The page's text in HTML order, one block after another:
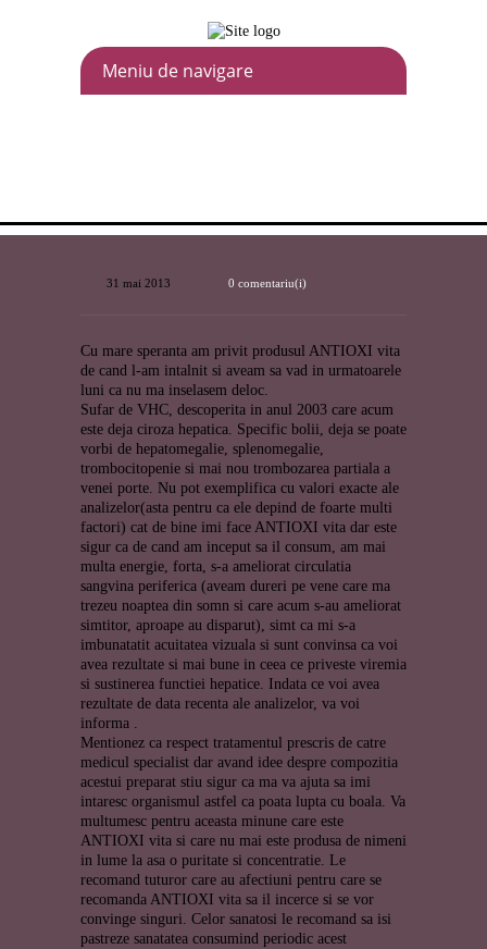
31 mai 2013 0 comentariu(i)
Cu mare speranta am privit produsul ANTIOXI vita
de cand l-am intalnit si aveam sa vad in urmatoarele
luni ca nu ma inselasem deloc.
Sufar de VHC, descoperita in anul 2003 care acum
este deja ciroza hepatica. Specific bolii, deja se poate
vorbi de hepatomegalie, splenomegalie,
trombocitopenie si mai nou trombozarea partiala a
venei porte. Nu pot exemplifica cu valori exacte ale
analizelor(asta pentru ca ele depind de foarte multi
factori) cat de bine imi face ANTIOXI vita dar este
sigur ca de cand am inceput sa il consum, am mai
multa energie, forta, s-a ameliorat circulatia
sangvina periferica (aveam dureri pe vene care ma
trezeu noaptea din somn si care acum s-au ameliorat
simtitor, aproape au disparut), simt ca mi s-a
imbunatatit acuitatea vizuala si sunt convinsa ca voi
avea rezultate si mai bune in ceea ce priveste viremia
si sustinerea functiei hepatice. Indata ce voi avea
rezultate de data recenta ale analizelor, va voi
informa .
Mentionez ca respect tratamentul prescris de catre
medicul specialist dar avand idee despre compozitia
acestui preparat stiu sigur ca ma va ajuta sa imi
intaresc organismul astfel ca poata lupta cu boala. Va
multumesc pentru aceasta minune care este
ANTIOXI vita si care nu mai este produsa de nimeni
in lume la asa o puritate si concentratie. Le
recomand tuturor care au afectiuni pentru care se
recomanda ANTIOXI vita sa il incerce si se vor
convinge singuri. Celor sanatosi le recomand sa isi
pastreze sanatatea consumind periodic acest